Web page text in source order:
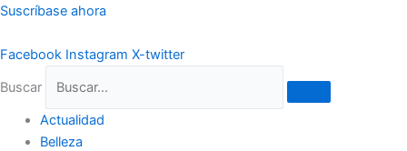
Ir
contenido
Suscríbase ahora
Facebook Instagram X-twitter
Buscar
Actualidad
Belleza